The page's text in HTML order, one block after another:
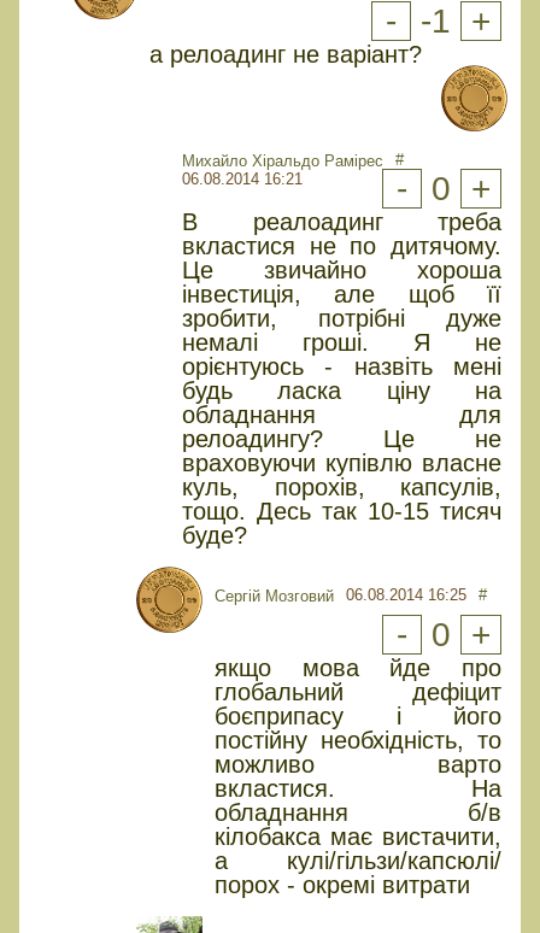
- -1 +
а релоадинг не варіант?
Михайло Хіральдо Рамірес
06.08.2014 16:21
#
- 0 +
В реалоадинг треба
вкластися не по дитячому.
Це звичайно хороша
інвестиція, але щоб її
зробити, потрібні дуже
немалі гроші. Я не
орієнтуюсь - назвіть мені
будь ласка ціну на
обладнання для
релоадингу? Це не
враховуючи купівлю власне
куль, порохів, капсулів,
тощо. Десь так 10-15 тисяч
буде?
Сергій Мозговий 06.08.2014 16:25 #
- 0 +
якщо мова йде про
глобальний дефіцит
боєприпасу і його
постійну необхідність, то
можливо варто
вкластися. На
обладнання б/в
кілобакса має вистачити,
а кулі/гільзи/капсюлі/
порох - окремі витрати